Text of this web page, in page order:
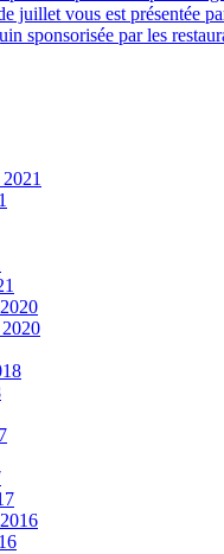
juillet vous est présentée
sponsorisée par les